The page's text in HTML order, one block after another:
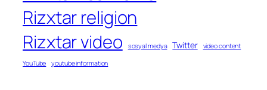
Rizxtar religion
Rizxtar video
sosyal medya Twitter video content
YouTube youtube information